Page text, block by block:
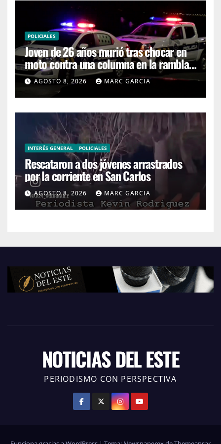
POLICIALES
Joven de 26 años murió tras chocar en
moto contra una columna en la rambla
Mansa
AGOSTO 8, 2026 MARC GARCIA
INTERÉS GENERAL POLICIALES
Rescataron a dos jóvenes arrastrados
por la corriente en San Carlos
AGOSTO 8, 2026 MARC GARCIA
NOTICIAS DEL ESTE
PERIODISMO CON PERSPECTIVA